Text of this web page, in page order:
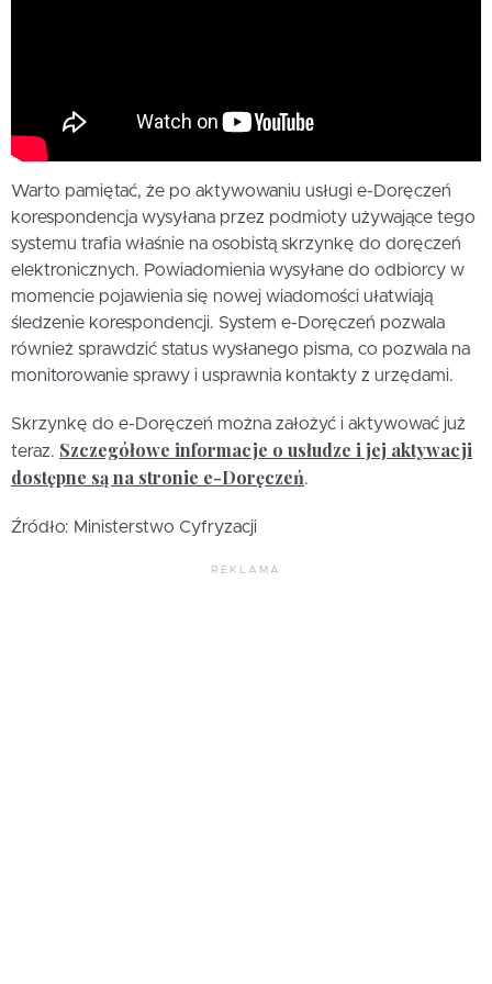
Warto pamiętać, że po aktywowaniu usługi e-Doręczeń
korespondencja wysyłana przez podmioty używające tego
systemu trafia właśnie na osobistą skrzynkę do doręczeń
elektronicznych. Powiadomienia wysyłane do odbiorcy w
momencie pojawienia się nowej wiadomości ułatwiają
śledzenie korespondencji. System e-Doręczeń pozwala
również sprawdzić status wysłanego pisma, co pozwala na
monitorowanie sprawy i usprawnia kontakty z urzędami.
Skrzynkę do e-Doręczeń można założyć i aktywować już
teraz. Szczegółowe informacje o usłudze i jej aktywacji
dostępne są na stronie e-Doręczeń.
Źródło: Ministerstwo Cyfryzacji
REKLAMA